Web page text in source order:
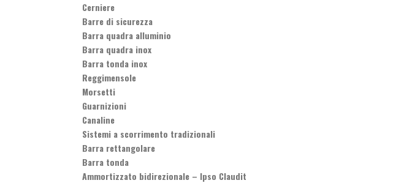
Cerniere
Barre di sicurezza
Barra quadra alluminio
Barra quadra inox
Barra tonda inox
Reggimensole
Morsetti
Guarnizioni
Canaline
Sistemi a scorrimento tradizionali
Barra rettangolare
Barra tonda
Ammortizzato bidirezionale – Ipso Claudit